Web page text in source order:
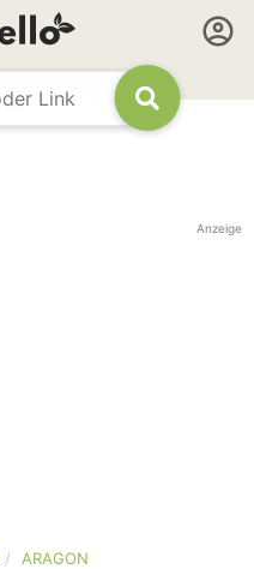
Anzeige
ARAGON